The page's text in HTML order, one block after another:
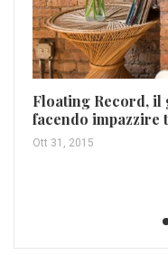
Floating Record, il
facendo impazzire
Ott 31, 2015